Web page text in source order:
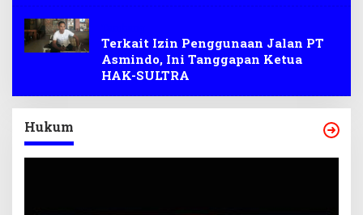
Terkait Izin Penggunaan Jalan PT
Asmindo, Ini Tanggapan Ketua
HAK-SULTRA
Hukum